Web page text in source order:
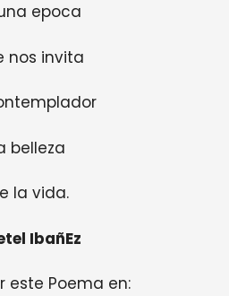
epoca
nos invita
belleza
la vida.
IbañEz
este Poema en: